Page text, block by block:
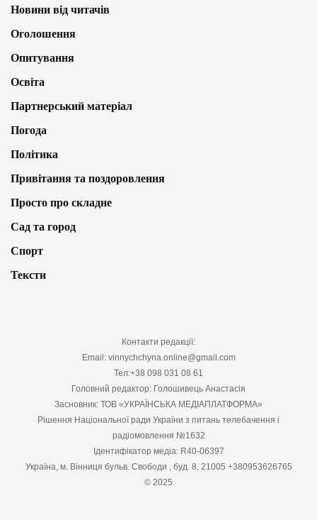
Новини від читачів
Оголошення
Опитування
Освіта
Партнерський матеріал
Погода
Політика
Привітання та поздоровлення
Просто про складне
Сад та город
Спорт
Тексти
Контакти редакції:
Email: vinnychchyna.online@gmail.com
Тел:+38 098 031 08 61
Головний редактор: Голошивець Анастасія
Засновник: ТОВ «УКРАЇНСЬКА МЕДІАПЛАТФОРМА»
Рішення Національної ради України з питань телебачення і
радіомовлення №1632
Ідентифікатор медіа: R40-06397
Україна, м. Вінниця бульв. Свободи , буд. 8, 21005 +380953626765
© 2025